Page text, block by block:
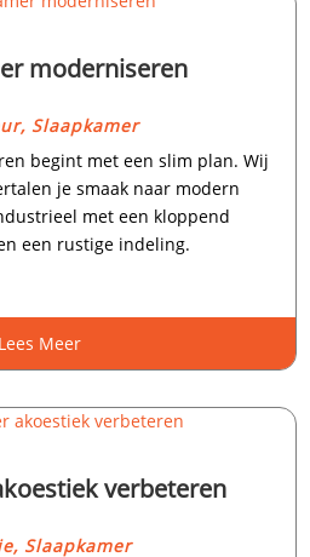
moderniseren
, Slaapkamer
begint met een slim plan.​ Wij
je smaak naar modern
met een kloppend
een rustige indeling.​
Lees Meer
verbeteren
, Slaapkamer